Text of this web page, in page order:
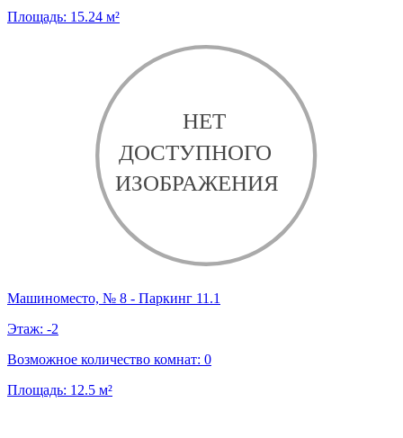
Площадь: 15.24 м²
Машиноместо, № 8 - Паркинг 11.1
Этаж: -2
Возможное количество комнат: 0
Площадь: 12.5 м²